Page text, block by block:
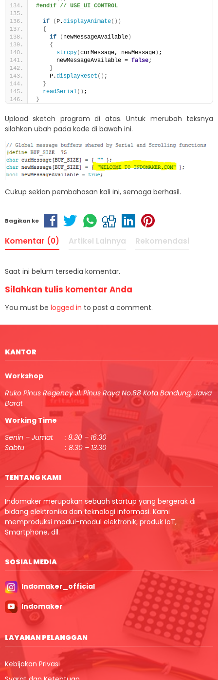
#endif // USE_UI_CONTROL
if ( P.displayAnimate())
{
if
( newMessageAvailable )
{
strcpy(curMessage, newMessage ) ;
      newMessageAvailable =
false;
}
    P.
displayReset () ;
}
readSerial() ;
}
Upload sketch program di atas. Untuk merubah teksnya
silahkan ubah pada kode di bawah ini.
Cukup sekian pembahasan kali ini, semoga berhasil.
Bagikan ke
Komentar (0) Artikel Lainnya Rekomendasi
Saat ini belum tersedia komentar.
Silahkan tulis komentar Anda
You must be logged in to post a comment.
KANTOR
Workshop
Ruko Pinus Regency Jl. Pinus Raya No.88 Kota Bandung, Jawa
Barat
Working Time
Senin – Jumat : 8.30 – 16.30
Sabtu : 8.30 – 13.30
TENTANG KAMI
Indomaker merupakan sebuah startup yang bergerak di
bidang elektronika dan teknologi informasi. Kami
memproduksi modul-modul elektronik, produk IoT,
Smartphone, dll.
SOSIAL MEDIA
Indomaker_official
Indomaker
LAYANAN PELANGGAN
Kebijakan Privasi